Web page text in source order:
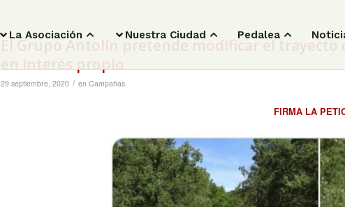
La Asociación Nuestra Ciudad Pedalea
El Grupo Antolín pretende modificar el trayecto
en interés propio
29 septiembre, 2020 / en Campañas
FIRMA LA